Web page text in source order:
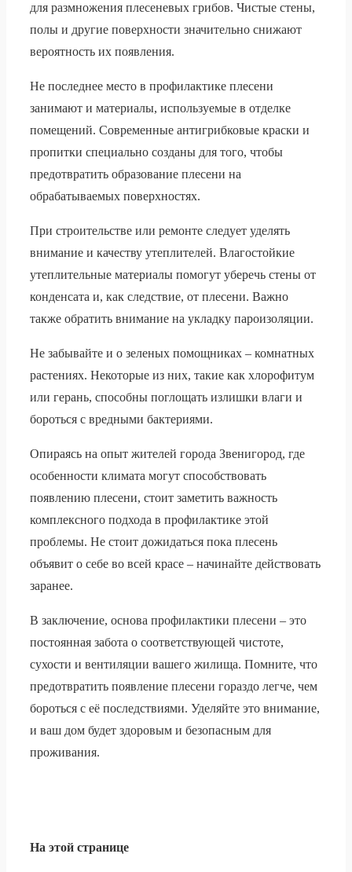
для размножения плесеневых грибов. Чистые стены,
полы и другие поверхности значительно снижают
вероятность их появления.
Не последнее место в профилактике плесени
занимают и материалы, используемые в отделке
помещений. Современные антигрибковые краски и
пропитки специально созданы для того, чтобы
предотвратить образование плесени на
обрабатываемых поверхностях.
При строительстве или ремонте следует уделять
внимание и качеству утеплителей. Влагостойкие
утеплительные материалы помогут уберечь стены от
конденсата и, как следствие, от плесени. Важно
также обратить внимание на укладку пароизоляции.
Не забывайте и о зеленых помощниках – комнатных
растениях. Некоторые из них, такие как хлорофитум
или герань, способны поглощать излишки влаги и
бороться с вредными бактериями.
Опираясь на опыт жителей города Звенигород, где
особенности климата могут способствовать
появлению плесени, стоит заметить важность
комплексного подхода в профилактике этой
проблемы. Не стоит дожидаться пока плесень
объявит о себе во всей красе – начинайте действовать
заранее.
В заключение, основа профилактики плесени – это
постоянная забота о соответствующей чистоте,
сухости и вентиляции вашего жилища. Помните, что
предотвратить появление плесени гораздо легче, чем
бороться с её последствиями. Уделяйте это внимание,
и ваш дом будет здоровым и безопасным для
проживания.
На этой странице